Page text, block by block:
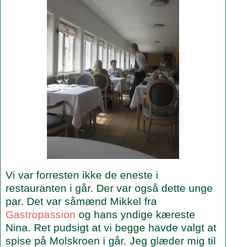
Vi var forresten ikke de eneste i
restauranten i går. Der var også dette unge
par. Det var såmænd Mikkel fra
Gastropassion og hans yndige kæreste
Nina. Ret pudsigt at vi begge havde valgt at
spise på Molskroen i går. Jeg glæder mig til